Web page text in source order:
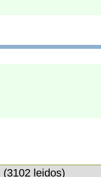
(3102 leidos)